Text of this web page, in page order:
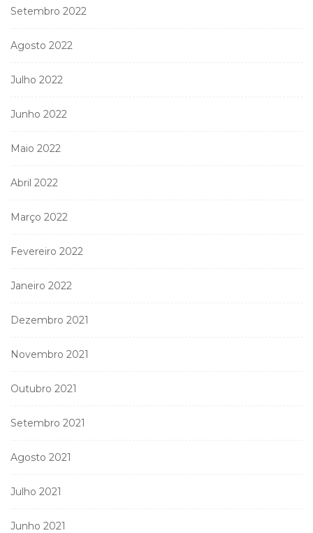
Setembro 2022
Agosto 2022
Julho 2022
Junho 2022
Maio 2022
Abril 2022
Março 2022
Fevereiro 2022
Janeiro 2022
Dezembro 2021
Novembro 2021
Outubro 2021
Setembro 2021
Agosto 2021
Julho 2021
Junho 2021